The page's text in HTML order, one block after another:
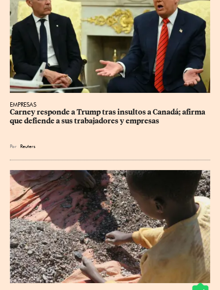
EMPRESAS
Carney responde a Trump tras insultos a Canadá; afirma
que defiende a sus trabajadores y empresas
Por Reuters